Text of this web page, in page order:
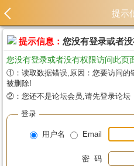
提示
提示信息： 您没有登录或者
您没有登录或者没有权限访问此页
①：读取数据错误,原因：您要访问的
被删除!
②：您还不是论坛会员,请先登录论坛
登录
用户名 Email
密 码